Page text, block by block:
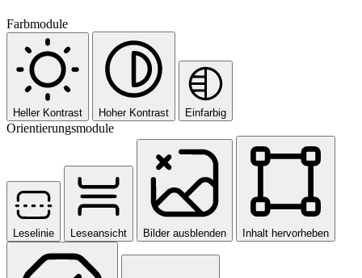
Farbmodule
Heller Kontrast Hoher Kontrast Einfarbig
Orientierungsmodule
Leselinie Leseansicht Bilder ausblenden Inhalt hervorheben